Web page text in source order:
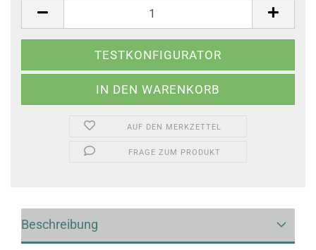
TESTKONFIGURATOR
AUF DEN MERKZETTEL
FRAGE ZUM PRODUKT
Beschreibung